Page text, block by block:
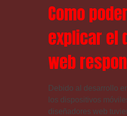
Como
explicar el
web
Debido al desarrollo
los dispositivos
diseñadores web